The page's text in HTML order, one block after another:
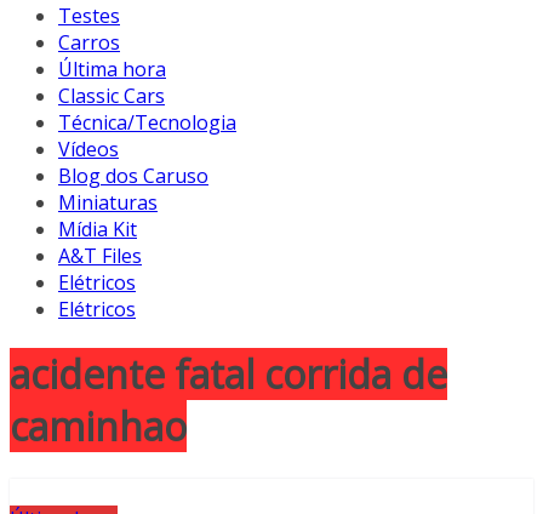
Testes
Carros
Última hora
Classic Cars
Técnica/Tecnologia
Vídeos
Blog dos Caruso
Miniaturas
Mídia Kit
A&T Files
Elétricos
Elétricos
acidente fatal corrida de
caminhao